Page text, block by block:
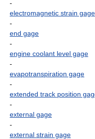
-
electromagnetic strain gage
-
end gage
-
engine coolant level gage
-
evapotranspiration gage
-
extended track position
-
external gage
-
external strain gage